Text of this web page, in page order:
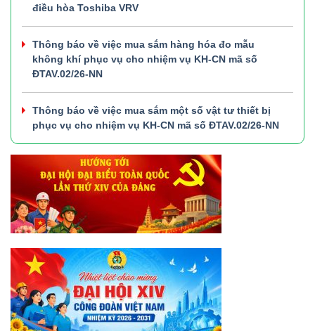
điều hòa Toshiba VRV
Thông báo về việc mua sắm hàng hóa đo mẫu
không khí phục vụ cho nhiệm vụ KH-CN mã số
ĐTAV.02/26-NN
Thông báo về việc mua sắm một số vật tư thiết bị
phục vụ cho nhiệm vụ KH-CN mã số ĐTAV.02/26-NN